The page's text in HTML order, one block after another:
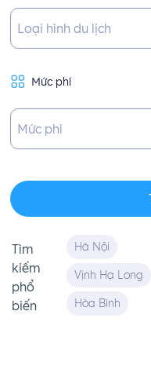
Loại hình du lịch
Mức phí
Mức phí
Tìm
kiếm
phổ
biến
Hà Nội
Vịnh Hạ Long
Hòa Bình